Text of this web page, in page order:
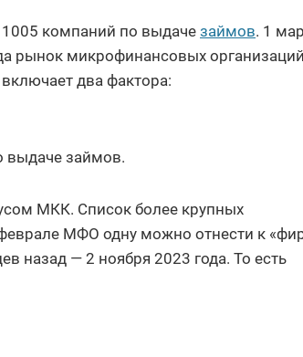
компаний по выдаче займов. 1
рынок микрофинансовых организаций
два фактора:
выдаче займов.
МКК. Список более крупных
МФО одну можно отнести к
назад — 2 ноября 2023 года. То есть